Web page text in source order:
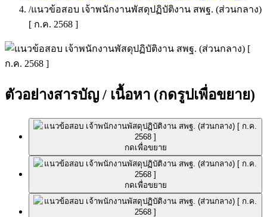
/แนวข้อสอบ เจ้าพนักงานพัสดุปฏิบัติงาน สพฐ. (ส่วนกลาง)
[ ก.ค. 2568 ]
ตัวอย่างสารบัญ / เนื้อหา (กดรูปเพื่อขยาย)
กดเพื่อขยาย
กดเพื่อขยาย